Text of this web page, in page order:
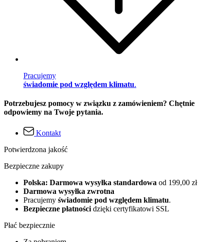
Pracujemy
świadomie pod względem klimatu.
Potrzebujesz pomocy w związku z zamówieniem? Chętnie
odpowiemy na Twoje pytania.
Kontakt
Potwierdzona jakość
Bezpieczne zakupy
Polska: Darmowa wysyłka standardowa od 199,00 zł
Darmowa wysyłka zwrotna
Pracujemy świadomie pod względem klimatu.
Bezpieczne płatności dzięki certyfikatowi SSL
Płać bezpiecznie